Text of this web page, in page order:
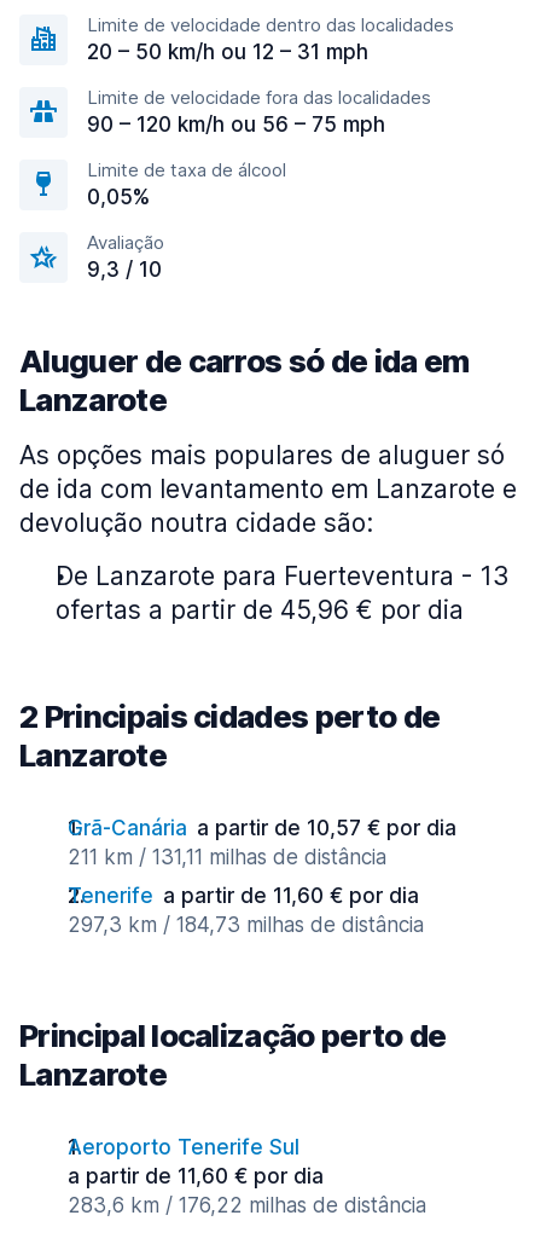
Limite de velocidade dentro das localidades
20 – 50 km/h ou 12 – 31 mph
Limite de velocidade fora das localidades
90 – 120 km/h ou 56 – 75 mph
Limite de taxa de álcool
0,05%
Avaliação
9,3 / 10
Aluguer de carros só de ida em
Lanzarote
As opções mais populares de aluguer só
de ida com levantamento em Lanzarote e
devolução noutra cidade são:
De Lanzarote para Fuerteventura - 13
ofertas a partir de 45,96 € por dia
2 Principais cidades perto de
Lanzarote
Grã-Canária a partir de 10,57 € por dia
211 km / 131,11 milhas de distância
Tenerife a partir de 11,60 € por dia
297,3 km / 184,73 milhas de distância
Principal localização perto de
Lanzarote
Aeroporto Tenerife Sul
a partir de 11,60 € por dia
283,6 km / 176,22 milhas de distância